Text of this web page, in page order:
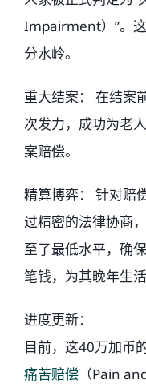
Impairment）”。
分水岭。
重大结案： 在结案
次发力，成功为老
案赔偿。
精算博弈： 针对赔
过精密的法律协商
至了最低水平，确
笔钱，为其晚年生
进度更新：
目前，这40万加币
痛苦赔偿 （Pain